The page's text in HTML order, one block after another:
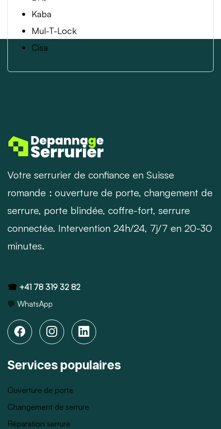
Kaba
Mul-T-Lock
Cisa
Votre serrurier de confiance en Suisse
romande : ouverture de porte, changement de
serrure, porte blindée, coffre-fort, serrure
connectée. Intervention 24h/24, 7j/7 en 20-30
minutes.
☎ +41 78 319 32 82
💬 WhatsApp
Services populaires
Ouverture de porte
Changement de serrure
Réparation serrure